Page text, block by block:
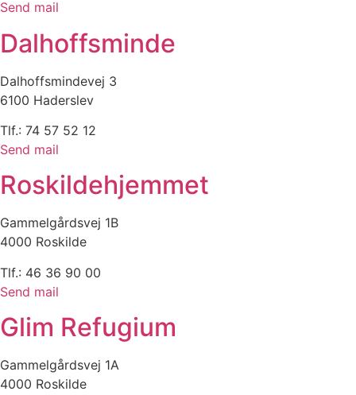
Send mail
Dalhoffsminde
Dalhoffsmindevej 3
6100 Haderslev
Tlf.: 74 57 52 12
Send mail
Roskildehjemmet
Gammelgårdsvej 1B
4000 Roskilde
Tlf.: 46 36 90 00
Send mail
Glim Refugium
Gammelgårdsvej 1A
4000 Roskilde